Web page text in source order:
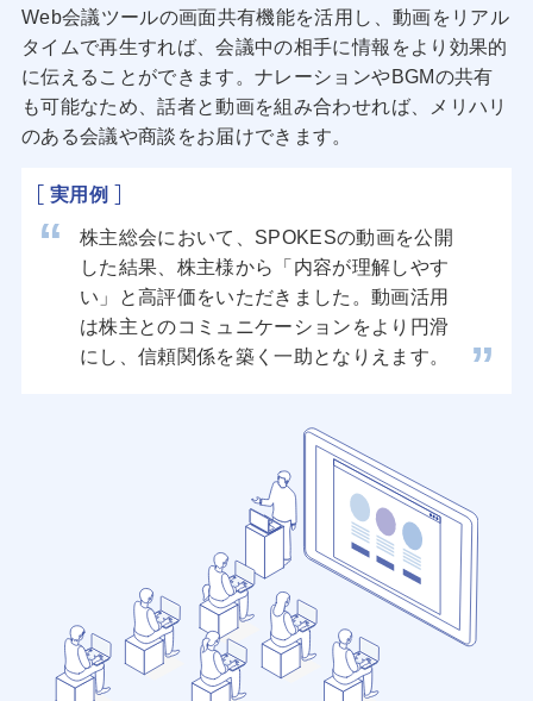
Web会議ツールの画面共有機能を活用し、動画をリアル
タイムで再生すれば、会議中の相手に情報をより効果的
に伝えることができます。ナレーションやBGMの共有
も可能なため、話者と動画を組み合わせれば、メリハリ
のある会議や商談をお届けできます。
実用例
株主総会において、SPOKESの動画を公開
した結果、株主様から「内容が理解しやす
い」と高評価をいただきました。動画活用
は株主とのコミュニケーションをより円滑
にし、信頼関係を築く一助となりえます。